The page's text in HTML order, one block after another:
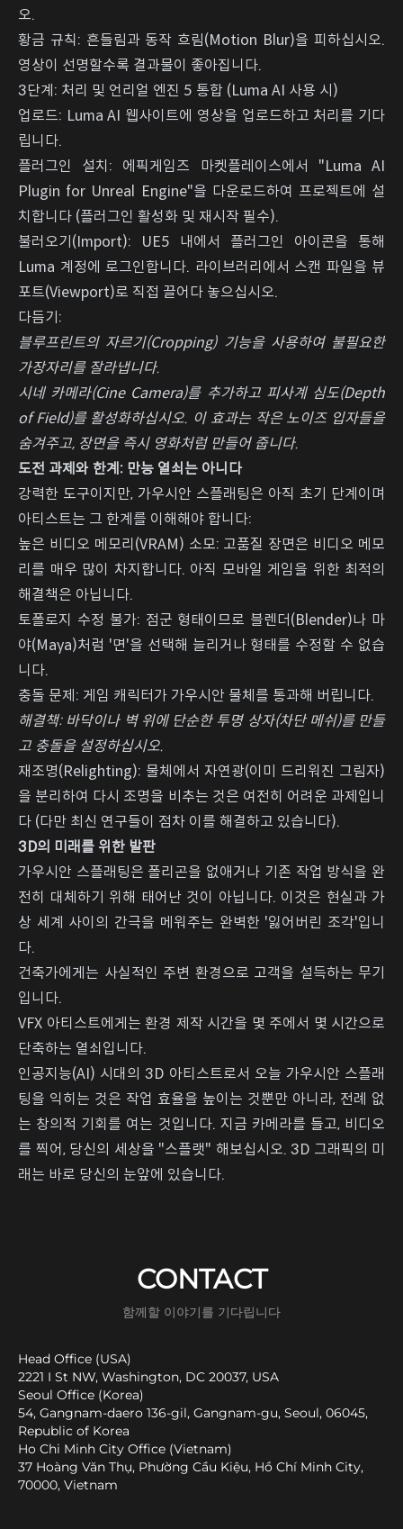
오.
황금 규칙: 흔들림과 동작 흐림(Motion Blur)을 피하십시오.
영상이 선명할수록 결과물이 좋아집니다.
3단계: 처리 및 언리얼 엔진 5 통합 (Luma AI 사용 시)
업로드: Luma AI 웹사이트에 영상을 업로드하고 처리를 기다
립니다.
플러그인 설치: 에픽게임즈 마켓플레이스에서 "Luma AI
Plugin for Unreal Engine"을 다운로드하여 프로젝트에 설
치합니다 (플러그인 활성화 및 재시작 필수).
불러오기(Import): UE5 내에서 플러그인 아이콘을 통해
Luma 계정에 로그인합니다. 라이브러리에서 스캔 파일을 뷰
포트(Viewport)로 직접 끌어다 놓으십시오.
다듬기:
블루프린트의 자르기(Cropping) 기능을 사용하여 불필요한
가장자리를 잘라냅니다.
시네 카메라(Cine Camera)를 추가하고 피사계 심도(Depth
of Field)를 활성화하십시오. 이 효과는 작은 노이즈 입자들을
숨겨주고, 장면을 즉시 영화처럼 만들어 줍니다.
도전 과제와 한계: 만능 열쇠는 아니다
강력한 도구이지만, 가우시안 스플래팅은 아직 초기 단계이며
아티스트는 그 한계를 이해해야 합니다:
높은 비디오 메모리(VRAM) 소모: 고품질 장면은 비디오 메모
리를 매우 많이 차지합니다. 아직 모바일 게임을 위한 최적의
해결책은 아닙니다.
토폴로지 수정 불가: 점군 형태이므로 블렌더(Blender)나 마
야(Maya)처럼 '면'을 선택해 늘리거나 형태를 수정할 수 없습
니다.
충돌 문제: 게임 캐릭터가 가우시안 물체를 통과해 버립니다.
해결책: 바닥이나 벽 위에 단순한 투명 상자(차단 메쉬)를 만들
고 충돌을 설정하십시오.
재조명(Relighting): 물체에서 자연광(이미 드리워진 그림자)
을 분리하여 다시 조명을 비추는 것은 여전히 어려운 과제입니
다 (다만 최신 연구들이 점차 이를 해결하고 있습니다).
3D의 미래를 위한 발판
가우시안 스플래팅은 폴리곤을 없애거나 기존 작업 방식을 완
전히 대체하기 위해 태어난 것이 아닙니다. 이것은 현실과 가
상 세계 사이의 간극을 메워주는 완벽한 '잃어버린 조각'입니
다.
건축가에게는 사실적인 주변 환경으로 고객을 설득하는 무기
입니다.
VFX 아티스트에게는 환경 제작 시간을 몇 주에서 몇 시간으로
단축하는 열쇠입니다.
인공지능(AI) 시대의 3D 아티스트로서 오늘 가우시안 스플래
팅을 익히는 것은 작업 효율을 높이는 것뿐만 아니라, 전례 없
는 창의적 기회를 여는 것입니다. 지금 카메라를 들고, 비디오
를 찍어, 당신의 세상을 "스플랫" 해보십시오. 3D 그래픽의 미
래는 바로 당신의 눈앞에 있습니다.
CONTACT
함께할 이야기를 기다립니다
Head Office (USA)
2221 I St NW, Washington, DC 20037, USA
Seoul Office (Korea)
54, Gangnam-daero 136-gil, Gangnam-gu, Seoul, 06045,
Republic of Korea
Ho Chi Minh City Office (Vietnam)
37 Hoàng Văn Thụ, Phường Cầu Kiệu, Hồ Chí Minh City,
70000, Vietnam